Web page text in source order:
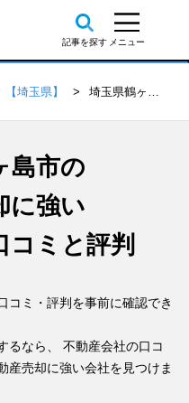
【埼玉県】 埼玉県鶴ヶ島市の不動産会社 口コミ・評判一覧
島市の
に強い
コミと評判
コミ・評判を事前に確認でき
るなら、 不動産会社の口コ
産売却に強い会社を見つけま